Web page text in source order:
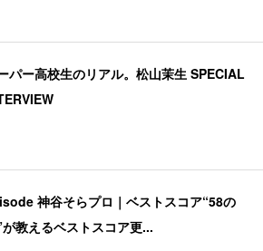
パー高校生のリアル。松山茉生 SPECIAL
神谷そらプロ｜ベストスコア“58の
が教えるベストスコア更...